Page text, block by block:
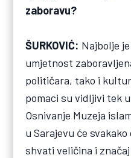
zaboravu?
ŠURKOVIĆ: Najbolje
umjetnost
političara, tako i
pomaci su vidljivi tek
Osnivanje Muzeja
u Sarajevu će
shvati veličina i